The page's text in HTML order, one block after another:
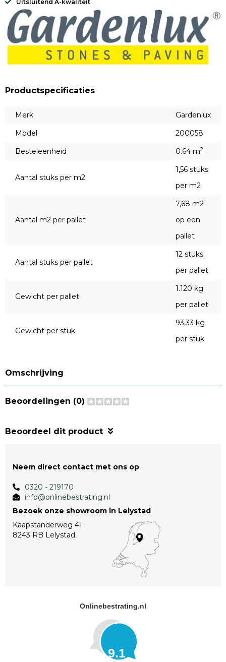
Uitsluitend A-kwaliteit
Productspecificaties
Merk
Gardenlux
Model
200058
Besteleenheid
0.64 m2
Aantal stuks per m2
1,56 stuks
per m2
Aantal m2 per pallet
7,68 m2
op een
pallet
Aantal stuks per pallet
12 stuks
per pallet
Gewicht per pallet
1.120 kg
per pallet
Gewicht per stuk
93,33 kg
per stuk
Omschrijving
Beoordelingen (0)
Beoordeel dit product
Neem direct contact met ons op
0320 - 219170
info@onlinebestrating.nl
Bezoek onze showroom in Lelystad
Kaapstanderweg 41
8243 RB Lelystad
Onlinebestrating.nl
9.1